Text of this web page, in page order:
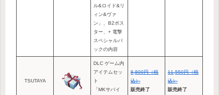
ル&ロイド&リ
ィン&ヴァ
ン」、B2ポス
ター、+ 電撃
スペシャルパ
ックの内容
TSUTAYA
DLC ゲーム内
アイテムセッ
ト
「MKサバイ
8,800円（税
込）
販売終了
11,550円（税
込）
販売終了